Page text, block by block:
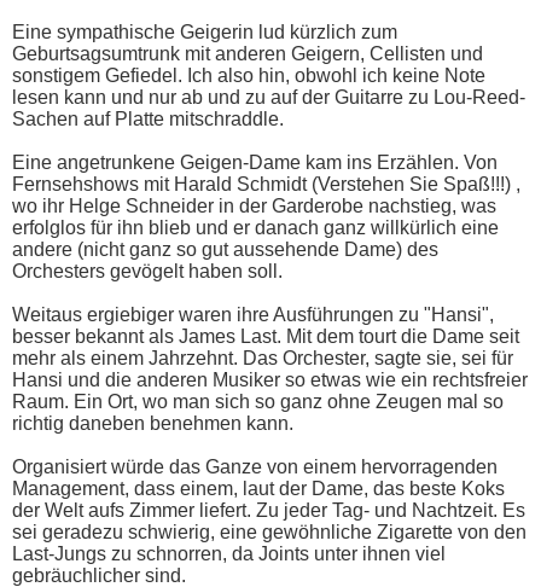
Eine sympathische Geigerin lud kürzlich zum
Geburtsagsumtrunk mit anderen Geigern, Cellisten und
sonstigem Gefiedel. Ich also hin, obwohl ich keine Note
lesen kann und nur ab und zu auf der Guitarre zu Lou-Reed-
Sachen auf Platte mitschraddle.
Eine angetrunkene Geigen-Dame kam ins Erzählen. Von
Fernsehshows mit Harald Schmidt (Verstehen Sie Spaß!!!) ,
wo ihr Helge Schneider in der Garderobe nachstieg, was
erfolglos für ihn blieb und er danach ganz willkürlich eine
andere (nicht ganz so gut aussehende Dame) des
Orchesters gevögelt haben soll.
Weitaus ergiebiger waren ihre Ausführungen zu "Hansi",
besser bekannt als James Last. Mit dem tourt die Dame seit
mehr als einem Jahrzehnt. Das Orchester, sagte sie, sei für
Hansi und die anderen Musiker so etwas wie ein rechtsfreier
Raum. Ein Ort, wo man sich so ganz ohne Zeugen mal so
richtig daneben benehmen kann.
Organisiert würde das Ganze von einem hervorragenden
Management, dass einem, laut der Dame, das beste Koks
der Welt aufs Zimmer liefert. Zu jeder Tag- und Nachtzeit. Es
sei geradezu schwierig, eine gewöhnliche Zigarette von den
Last-Jungs zu schnorren, da Joints unter ihnen viel
gebräuchlicher sind.